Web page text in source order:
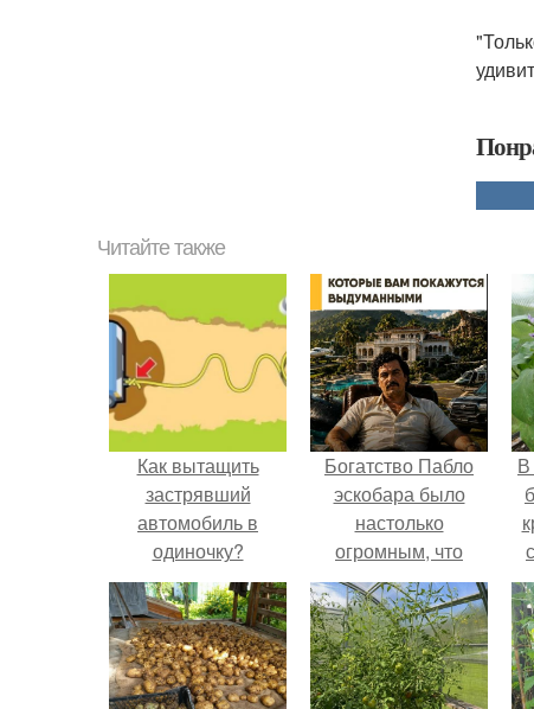
Читайте также
Как вытащить
застрявший
автомобиль в
одиночку?
Богатство Пабло
эскобара было
настолько
огромным, что
многие истории о
нём звучат как
вымысел.
В